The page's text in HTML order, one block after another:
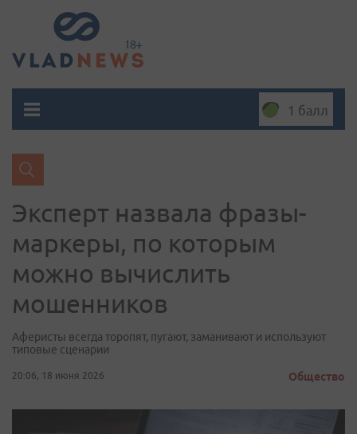
1 балл
Эксперт назвала фразы-
маркеры, по которым
можно вычислить
мошенников
Аферисты всегда торопят, пугают, заманивают и используют
типовые сценарии
20:06, 18 июня 2026 Общество